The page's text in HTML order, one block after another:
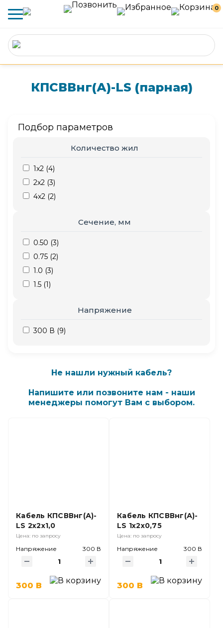
0
КПСВВнг(А)-LS (парная)
Подбор параметров
Количество жил
1x2 (4)
2x2 (3)
4x2 (2)
Сечение, мм
0.50 (3)
0.75 (2)
1.0 (3)
1.5 (1)
Напряжение
300 В (9)
Не нашли нужный кабель?
Напишите или позвоните нам - наши
менеджеры помогут Вам с выбором.
300 В
Кабель КПСВВнг(А)-
LS 2х2х1,0
Цена: по запросу
Напряжение 300 В
300 В
Кабель КПСВВнг(А)-
LS 1х2х0,75
Цена: по запросу
Напряжение 300 В